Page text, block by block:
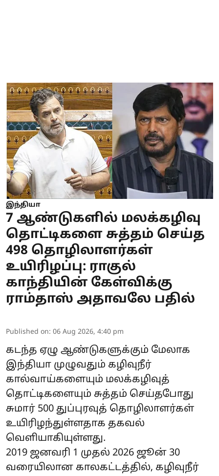
இந்தியா
7 ஆண்டுகளில் மலக்கழிவு
தொட்டிகளை சுத்தம் செய்த
498 தொழிலாளர்கள்
உயிரிழப்பு: ராகுல்
காந்தியின் கேள்விக்கு
ராம்தாஸ் அதாவலே பதில்
Published on: 06 Aug 2026, 4:40 pm
கடந்த ஏழு ஆண்டுகளுக்கும் மேலாக
இந்தியா முழுவதும் கழிவுநீர்
கால்வாய்களையும் மலக்கழிவுத்
தொட்டிகளையும் சுத்தம் செய்தபோது
சுமார் 500 துப்புரவுத் தொழிலாளர்கள்
உயிரிழந்துள்ளதாக தகவல்
வெளியாகியுள்ளது.
2019 ஜனவரி 1 முதல் 2026 ஜூன் 30
வரையிலான காலகட்டத்தில், கழிவுநீர்